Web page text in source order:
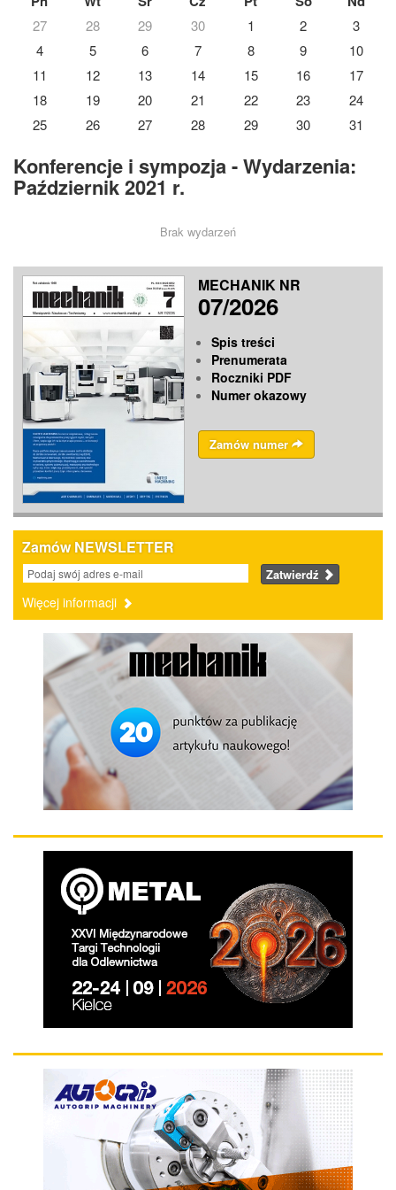
27 28 29 30 1 2
3
4
5 6 7 8 9
10
11
12 13 14 15 16
17
18
19 20 21 22 23
24
25
26 27 28 29 30 31
Konferencje i sympozja - Wydarzenia:
Październik 2021 r.
Brak wydarzeń
MECHANIK NR
07/2026
Spis treści
Prenumerata
Roczniki PDF
Numer okazowy
Zamów numer
Zamów NEWSLETTER
Zatwierdź
Więcej informacji